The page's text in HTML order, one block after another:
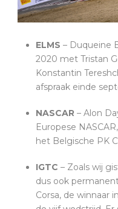
ELMS – Duqueine
2020 met Tristan
Konstantin
afspraak einde
NASCAR – Alon
Europese
het Belgische PK
IGTC – Zoals wij
dus ook
Corsa, de winnaar